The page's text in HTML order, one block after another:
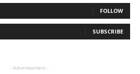
FOLLOW
SUBSCRIBE
- Advertisement -